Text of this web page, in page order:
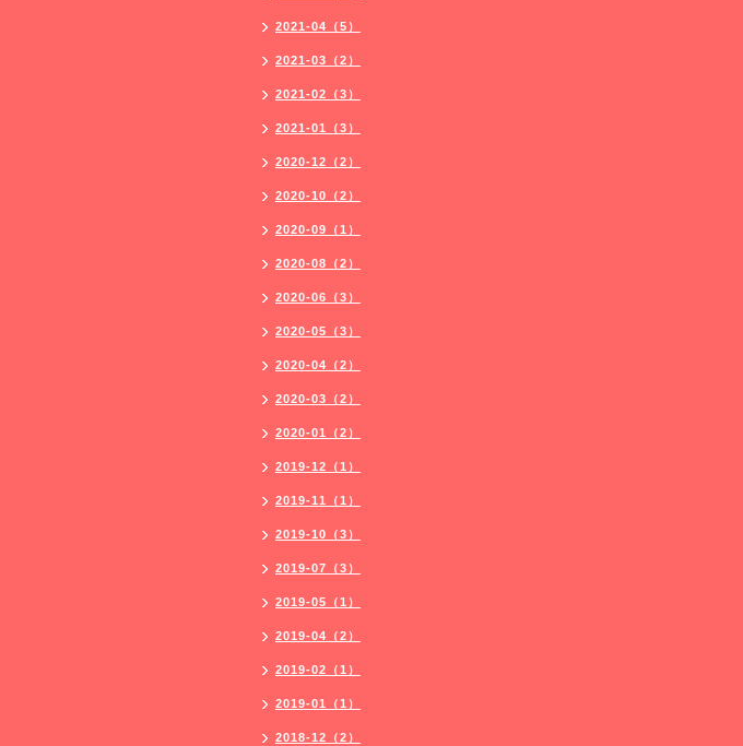
2021-04（5）
2021-03（2）
2021-02（3）
2021-01（3）
2020-12（2）
2020-10（2）
2020-09（1）
2020-08（2）
2020-06（3）
2020-05（3）
2020-04（2）
2020-03（2）
2020-01（2）
2019-12（1）
2019-11（1）
2019-10（3）
2019-07（3）
2019-05（1）
2019-04（2）
2019-02（1）
2019-01（1）
2018-12（2）